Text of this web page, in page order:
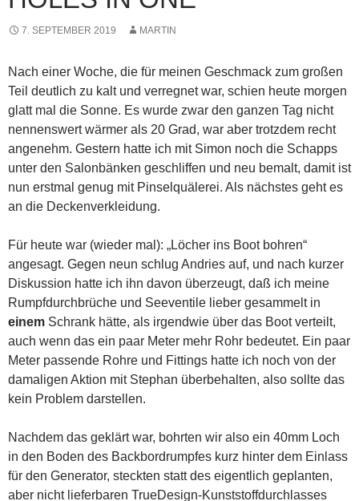
7. SEPTEMBER 2019 MARTIN
Nach einer Woche, die für meinen Geschmack zum großen
Teil deutlich zu kalt und verregnet war, schien heute morgen
glatt mal die Sonne. Es wurde zwar den ganzen Tag nicht
nennenswert wärmer als 20 Grad, war aber trotzdem recht
angenehm. Gestern hatte ich mit Simon noch die Schapps
unter den Salonbänken geschliffen und neu bemalt, damit ist
nun erstmal genug mit Pinselquälerei. Als nächstes geht es
an die Deckenverkleidung.
Für heute war (wieder mal): „Löcher ins Boot bohren“
angesagt. Gegen neun schlug Andries auf, und nach kurzer
Diskussion hatte ich ihn davon überzeugt, daß ich meine
Rumpfdurchbrüche und Seeventile lieber gesammelt in
einem Schrank hätte, als irgendwie über das Boot verteilt,
auch wenn das ein paar Meter mehr Rohr bedeutet. Ein paar
Meter passende Rohre und Fittings hatte ich noch von der
damaligen Aktion mit Stephan überbehalten, also sollte das
kein Problem darstellen.
Nachdem das geklärt war, bohrten wir also ein 40mm Loch
in den Boden des Backbordrumpfes kurz hinter dem Einlass
für den Generator, steckten statt des eigentlich geplanten,
aber nicht lieferbaren TrueDesign-Kunststoffdurchlasses